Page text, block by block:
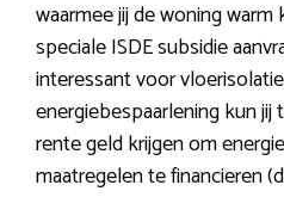
waarmee jij de woning
speciale ISDE subsidie
interessant voor
energiebespaarlening kun
rente geld krijgen om
maatregelen te financieren